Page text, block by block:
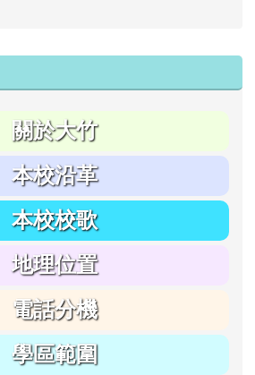
關於大竹
本校沿革
本校校歌
地理位置
電話分機
學區範圍